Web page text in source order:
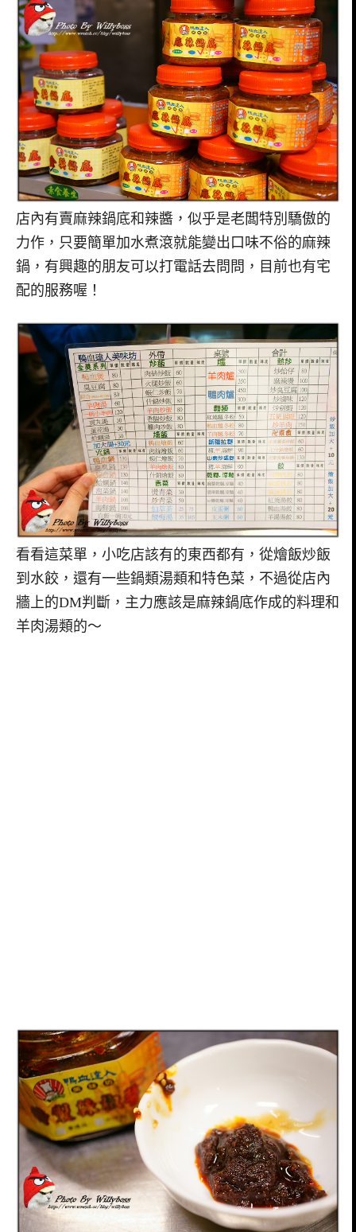
店內有賣麻辣鍋底和辣醬，似乎是老闆特別驕傲的
力作，只要簡單加水煮滾就能變出口味不俗的麻辣
鍋，有興趣的朋友可以打電話去問問，目前也有宅
配的服務喔！
看看這菜單，小吃店該有的東西都有，從燴飯炒飯
到水餃，還有一些鍋類湯類和特色菜，不過從店內
牆上的DM判斷，主力應該是麻辣鍋底作成的料理和
羊肉湯類的～